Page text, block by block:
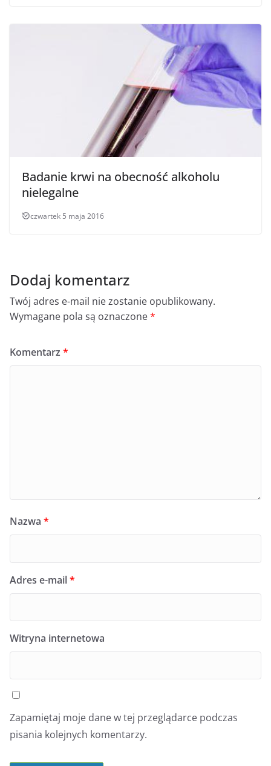
Badanie krwi na obecność alkoholu
nielegalne
czwartek 5 maja 2016
Dodaj komentarz
Twój adres e-mail nie zostanie opublikowany.
Wymagane pola są oznaczone*
Komentarz *
Nazwa *
Adres e-mail*
Witryna internetowa
Zapamiętaj moje dane w tej przeglądarce podczas
pisania kolejnych komentarzy.